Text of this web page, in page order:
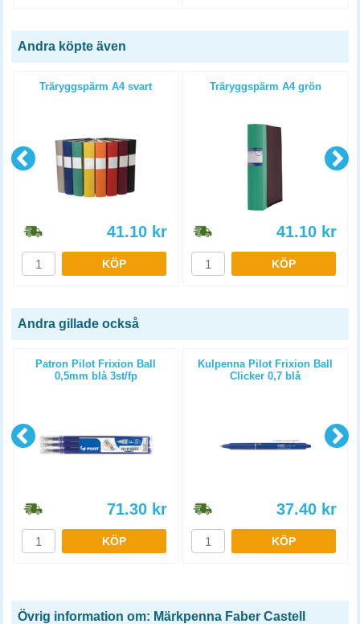
Andra köpte även
Träryggspärm A4 svart
41.10 kr
KÖP
Träryggspärm A4 grön
41.10 kr
KÖP
Andra gillade också
Patron Pilot Frixion Ball
0,5mm blå 3st/fp
71.30 kr
KÖP
Kulpenna Pilot Frixion Ball
Clicker 0,7 blå
37.40 kr
KÖP
Övrig information om: Märkpenna Faber Castell